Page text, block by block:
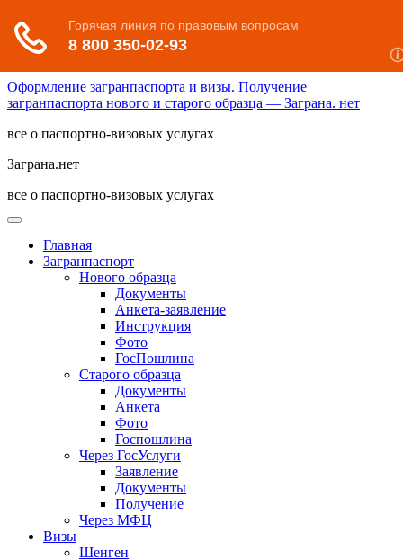
Оформление загранпаспорта и визы. Получение
загранпаспорта нового и старого образца — Заграна. нет
все о паспортно-визовых услугах
Заграна.нет
все о паспортно-визовых услугах
Главная
Загранпаспорт
Нового образца
Документы
Анкета-заявление
Инструкция
Фото
ГосПошлина
Старого образца
Документы
Анкета
Фото
Госпошлина
Через ГосУслуги
Заявление
Документы
Получение
Через МФЦ
Визы
Шенген